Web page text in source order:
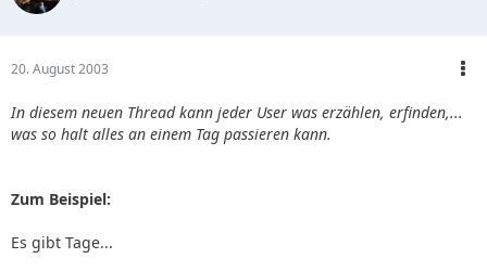
20. August 2003
In diesem neuen Thread kann jeder User was erzählen, erfinden,...
was so halt alles an einem Tag passieren kann.
Zum Beispiel:
Es gibt Tage...